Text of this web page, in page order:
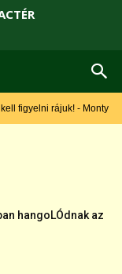
rájuk! - Monty Roberts
hangoLÓdnak az